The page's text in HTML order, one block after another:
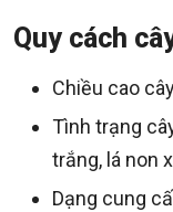
Quy cách
Chiều cao
Tình trạng
trắng, lá non
Dạng cung